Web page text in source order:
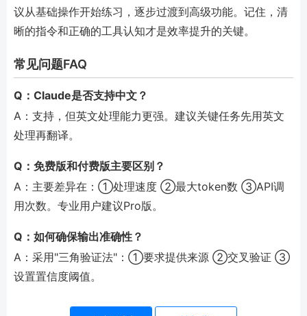
议从基础操作开始练习，逐步过渡到高级功能。记住，清
晰的指令和正确的工具认知才是效率提升的关键。
常见问题FAQ
Q：Claude是否支持中文？
A：支持，但英文处理能力更强。建议关键任务先用英文
处理再翻译。
Q：免费版和付费版主要区别？
A：主要差异在：①处理速度 ②最大token数 ③API调
用次数。专业用户建议Pro版。
Q：如何确保输出准确性？
A：采用"三角验证法"：①要求提供来源 ②交叉验证 ③
设置置信度阈值。